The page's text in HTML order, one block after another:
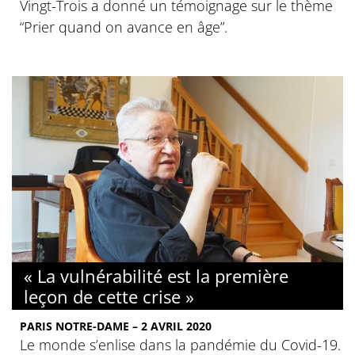
Vingt-Trois a donné un témoignage sur le thème
“Prier quand on avance en âge”.
« La vulnérabilité est la première
leçon de cette crise »
PARIS NOTRE-DAME – 2 AVRIL 2020
Le monde s’enlise dans la pandémie du Covid-19.